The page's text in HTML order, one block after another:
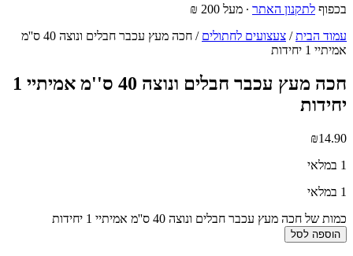
בכפוף לתקנון האתר ∙ מעל 200 ₪
עמוד הבית/ צעצועים לחתולים
/ חכה מעץ עכבר חבלים ונוצה 40 ס''מ
אמיתיי 1 יחידות
חכה מעץ עכבר חבלים ונוצה 40 ס''מ אמיתיי 1
יחידות
₪14.90
1 במלאי
1 במלאי
כמות של חכה מעץ עכבר חבלים ונוצה 40 ס''מ אמיתיי 1 יחידות
הוספה לסל